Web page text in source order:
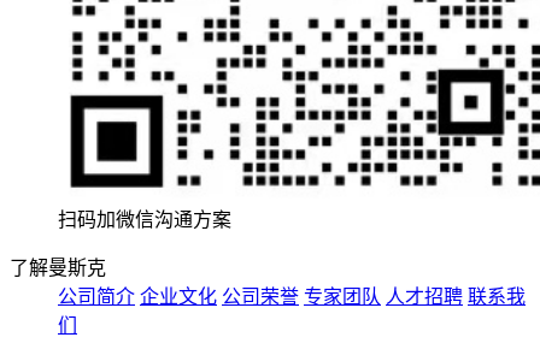
扫码加微信沟通方案
了解曼斯克
公司简介 企业文化 公司荣誉 专家团队 人才招聘 联系我
们